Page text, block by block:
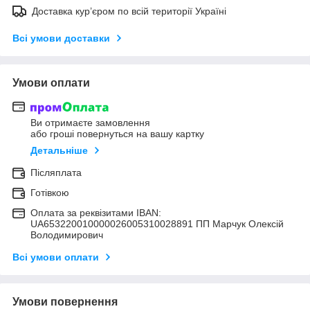
Доставка кур’єром по всій території Україні
Всі умови доставки
Умови оплати
Ви отримаєте замовлення
або гроші повернуться на вашу картку
Детальніше
Післяплата
Готівкою
Оплата за реквізитами IBAN:
UA653220010000026005310028891 ПП Марчук Олексій
Володимирович
Всі умови оплати
Умови повернення